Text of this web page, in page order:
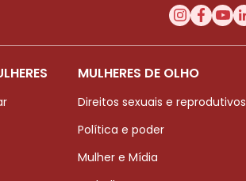
MULHERES DE OLHO
Direitos sexuais e reprodutivos
Política e poder
Mulher e Mídia